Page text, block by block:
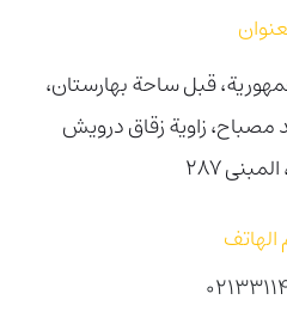
قبل ساحة بهارستان،
مصباح، زاوية زقاق درويش
287
الهاتف